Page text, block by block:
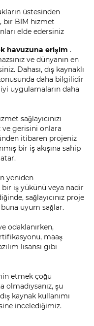
üstesinden
bir BIM hizmet
elde edersiniz
havuzuna erişim .
ve dünyanın en
Dahası, dış kaynaklı
daha bilgilidir
uygulamaların daha
sağlayıcınızı
ve gerisini onlara
itibaren projeniz
bir iş akışına sahip
yeniden
bir iş yükünü veya nadir
sağlayıcınız proje
uyum sağlar.
odaklanırken,
maaş
lisansı gibi
etmek çoğu
olmadıysanız, şu
kaynak kullanımı
incelediğimiz.